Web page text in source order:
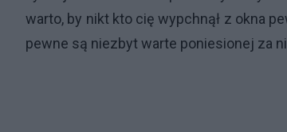
warto, by nikt kto cię wypchnął z okna
pewne są niezbyt warte poniesionej za